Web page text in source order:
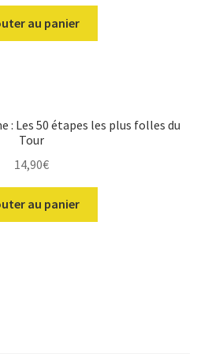
:
actuel
est :
au panier
: Les 50 étapes les plus folles du
Tour
14,90€
au panier